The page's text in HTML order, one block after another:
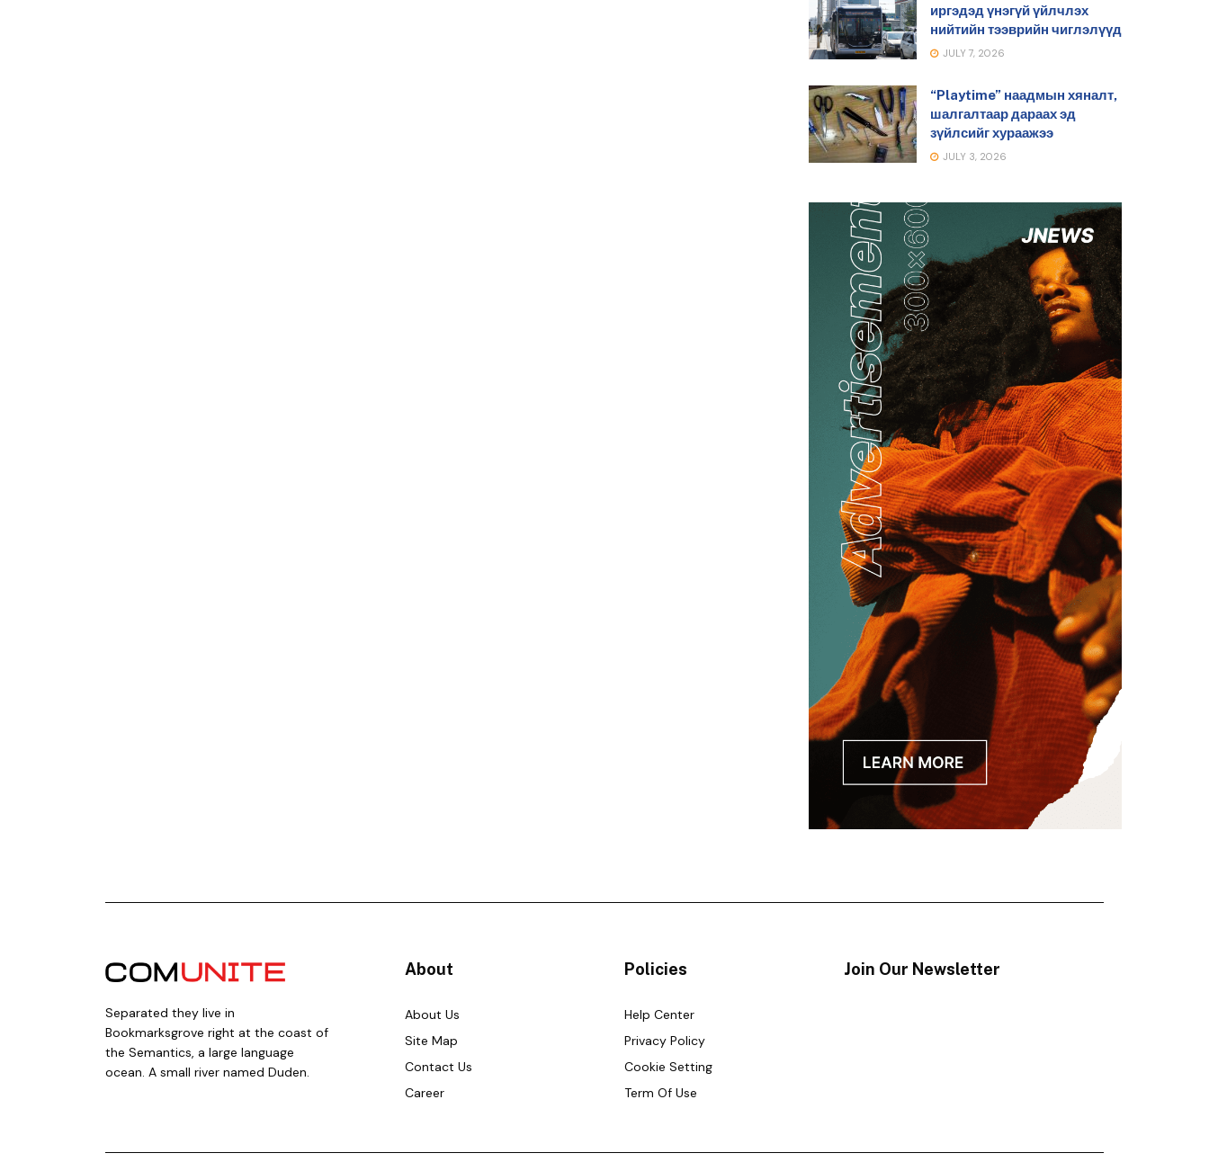
иргэдэд үнэгүй үйлчлэх
нийтийн тээврийн чиглэлүүд
JULY 7, 2026
“Playtime” наадмын хяналт,
шалгалтаар дараах эд
зүйлсийг хураажээ
JULY 3, 2026
Separated they live in
Bookmarksgrove right at the coast of
the Semantics, a large language
ocean. A small river named Duden.
About
About Us
Site Map
Contact Us
Career
Policies
Help Center
Privacy Policy
Cookie Setting
Term Of Use
Join Our Newsletter